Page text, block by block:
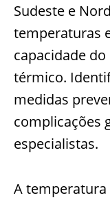
Sudeste e
temperaturas
capacidade
térmico.
medidas
complicações
especialistas.
A